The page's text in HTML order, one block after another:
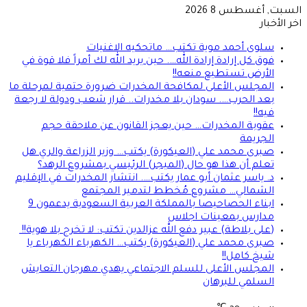
السبت, أغسطس 8 2026
اخر الأخبار
سلوى أحمد موية تكتب… ماتحكيه الاغنيات
فوق كل إرادة إرادة الله…. حين يريد الله لك أمراً فلا قوة في
الأرض تستطيع منعه!!
المجلس الأعلى لمكافحة المخدرات ضرورة حتمية لمرحلة ما
بعد الحرب…. سودان بلا مخدرات.. قرار شعب ودولة لا رجعة
فيه!!
عقوبة المخدرات… حين يعجز القانون عن ملاحقة حجم
الجريمة
صبرى محمد علي (العيكورة) يكتب… وزير الزراعة والري هل
تعلم أن هذا هو حال (الميجر) الرئيسي بمشروع الرهد؟
د. ياسر عثمان أبو عمار يكتب…. انتشار المخدرات في الإقليم
الشمالي… مشروع مُخطط لتدمير المجتمع
ابناء الحصاحيصا بالمملكة العربية السعودية يدعمون 9
مدارس بمعينات اجلاس
(على بلاطة) عبير دفع الله عزالدين تكتب: لا تخرج بلا هوية!!
صبرى محمد علي (العيكورة) يكتب… الكهرباء الكهرباء يا
شيخ كامل!!
المجلس الأعلى للسلم الاجتماعي يهدي مهرجان التعايش
السلمي للبرهان